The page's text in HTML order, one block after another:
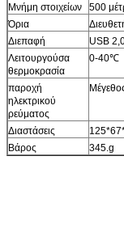
Μνήμη στοιχείων
500
Όρια
Διεπαφή
USB
Λειτουργούσα
θερμοκρασία
0-40℃
παροχή
ηλεκτρικού
ρεύματος
Διαστάσεις
Βάρος
345.g